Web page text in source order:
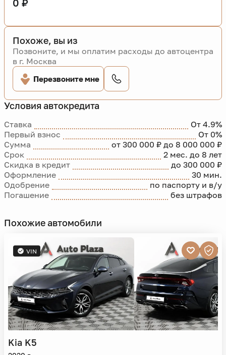
Условия автокредита
Ставка
От 4.9%
Первый взнос
От 0%
Сумма
от 300 000 ₽ до 8 000 000 ₽
Срок
2 мес. до 8 лет
Скидка в кредит
до 300 000 ₽
Оформление
30 мин.
Одобрение
по паспорту и в/у
Погашение
без штрафов
0 ₽
Похоже, вы из
Позвоните, и мы оплатим расходы до автоцентра
в г. Москва
Перезвоните мне
Похожие автомобили
VIN
Kia K5